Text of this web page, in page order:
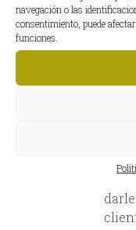
navegación o las
consentimiento, puede
funciones.
07
Feb
un